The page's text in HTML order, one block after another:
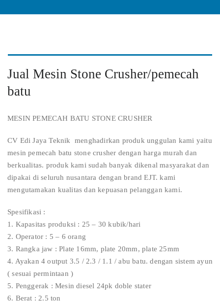
Jual Mesin Stone Crusher/pemecah
batu
MESIN PEMECAH BATU STONE CRUSHER
CV Edi Jaya Teknik menghadirkan produk unggulan kami yaitu
mesin pemecah batu stone crusher dengan harga murah dan
berkualitas. produk kami sudah banyak dikenal masyarakat dan
dipakai di seluruh nusantara dengan brand EJT. kami
mengutamakan kualitas dan kepuasan pelanggan kami.
Spesifikasi :
1. Kapasitas produksi : 25 – 30 kubik/hari
2. Operator : 5 – 6 orang
3. Rangka jaw : Plate 16mm, plate 20mm, plate 25mm
4. Ayakan 4 output 3.5 / 2.3 / 1.1 / abu batu. dengan sistem ayun
( sesuai permintaan )
5. Penggerak : Mesin diesel 24pk doble stater
6. Berat : 2.5 ton